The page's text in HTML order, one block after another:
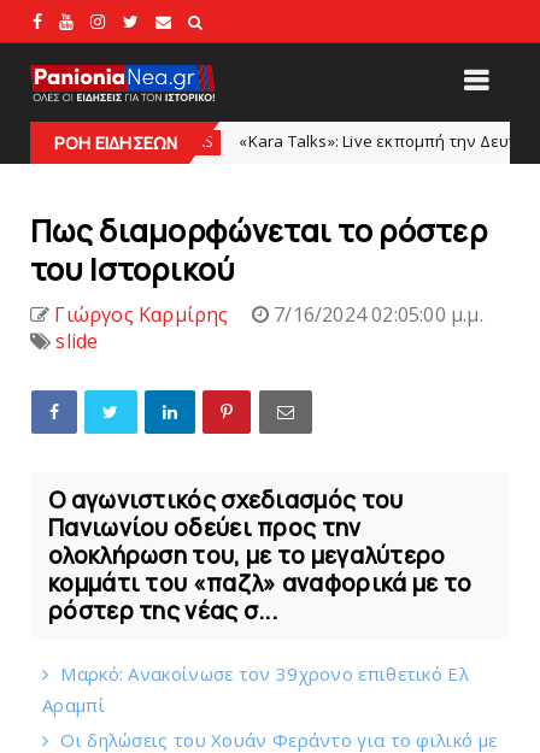
ΡΟΗ ΕΙΔΗΣΕΩΝ
TALKS «Kara Talks»: Live εκπομπή την Δευτέρα μετά το φιλικό
Πως διαμορφώνεται το ρόστερ
του Iστορικού
Γιώργος Καρμίρης
7/16/2024 02:05:00 μ.μ.
slide
Ο αγωνιστικός σχεδιασμός του
Πανιωνίου οδεύει προς την
ολοκλήρωση του, με το μεγαλύτερο
κομμάτι του «παζλ» αναφορικά με το
ρόστερ της νέας σ...
Mαρκό: Ανακοίνωσε τον 39χρονο επιθετικό Ελ
Αραμπί
Οι δηλώσεις του Χουάν Φεράντο για το φιλικό με